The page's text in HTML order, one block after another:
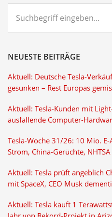
eingeben...
NEUESTE BEITRÄGE
Aktuell: Deutsche Tesla-
gesunken – Rest Europas
Aktuell: Tesla-Kunden mit
ausfallende Computer-
Tesla-Woche 31/26: 10 Mio. E-
Strom, China-Gerüchte,
Aktuell: Tesla prüft angeblich
mit SpaceX, CEO Musk
Aktuell: Tesla kauft 1